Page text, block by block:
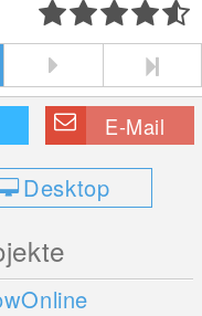
E-Mail
Desktop